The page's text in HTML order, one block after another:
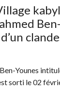
Ben-
Younes
sorti le 02